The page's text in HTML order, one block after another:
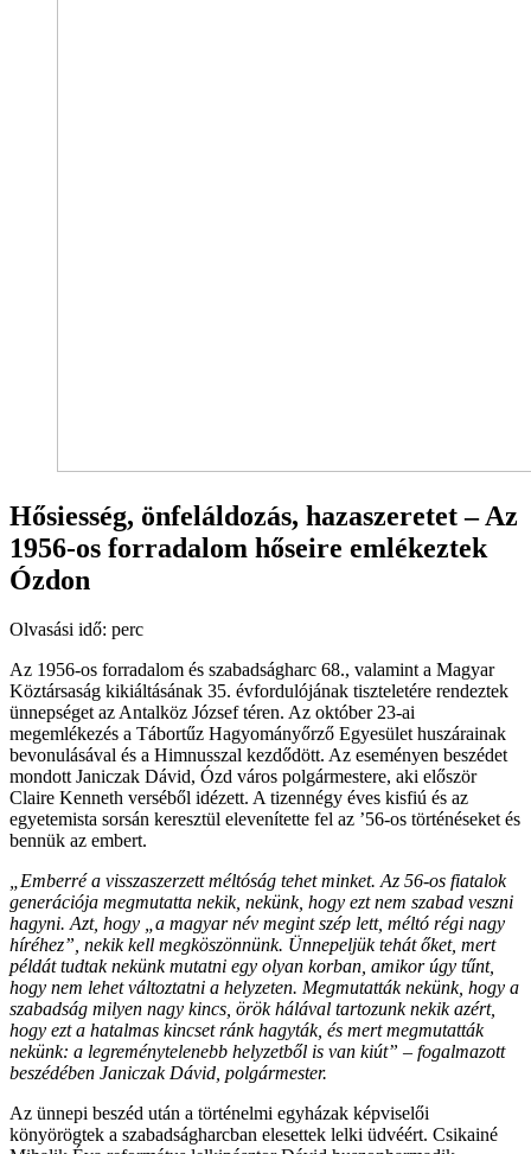
Hősiesség, önfeláldozás, hazaszeretet – Az
1956-os forradalom hőseire emlékeztek
Ózdon
Olvasási idő: perc
Az 1956-os forradalom és szabadságharc 68., valamint a Magyar
Köztársaság kikiáltásának 35. évfordulójának tiszteletére rendeztek
ünnepséget az Antalköz József téren. Az október 23-ai
megemlékezés a Tábortűz Hagyományőrző Egyesület huszárainak
bevonulásával és a Himnusszal kezdődött. Az eseményen beszédet
mondott Janiczak Dávid, Ózd város polgármestere, aki először
Claire Kenneth verséből idézett. A tizennégy éves kisfiú és az
egyetemista sorsán keresztül elevenítette fel az ’56-os történéseket és
bennük az embert.
„Emberré a visszaszerzett méltóság tehet minket. Az 56-os fiatalok
generációja megmutatta nekik, nekünk, hogy ezt nem szabad veszni
hagyni. Azt, hogy „a magyar név megint szép lett, méltó régi nagy
híréhez”, nekik kell megköszönnünk. Ünnepeljük tehát őket, mert
példát tudtak nekünk mutatni egy olyan korban, amikor úgy tűnt,
hogy nem lehet változtatni a helyzeten. Megmutatták nekünk, hogy a
szabadság milyen nagy kincs, örök hálával tartozunk nekik azért,
hogy ezt a hatalmas kincset ránk hagyták, és mert megmutatták
nekünk: a legreménytelenebb helyzetből is van kiút” – fogalmazott
beszédében Janiczak Dávid, polgármester.
Az ünnepi beszéd után a történelmi egyházak képviselői
könyörögtek a szabadságharcban elesettek lelki üdvéért. Csikainé